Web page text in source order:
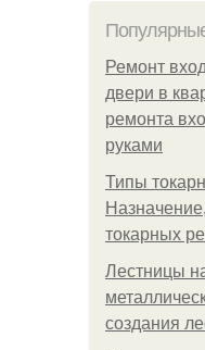
Ремонт
двери в
ремонта
руками
Типы
токарных
Лестницы
создания